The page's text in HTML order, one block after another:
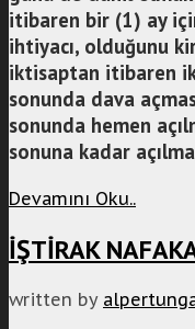
itibaren bir (1) ay
ihtiyacı, olduğunu
iktisaptan itibaren
sonunda dava
sonunda hemen
sonuna kadar
Devamını Oku..
İŞTİRAK
written by